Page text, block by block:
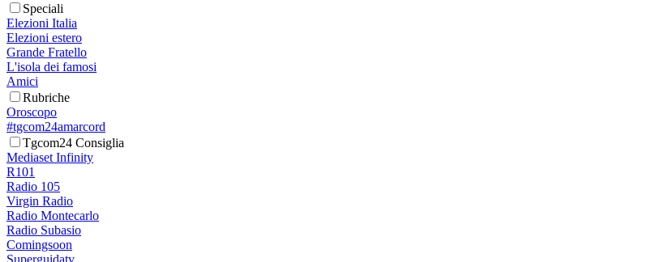
Speciali
Elezioni Italia
Elezioni estero
Grande Fratello
L'isola dei famosi
Amici
Rubriche
Oroscopo
#tgcom24amarcord
Tgcom24 Consiglia
Mediaset Infinity
R101
Radio 105
Virgin Radio
Radio Montecarlo
Radio Subasio
Comingsoon
Superguidatv